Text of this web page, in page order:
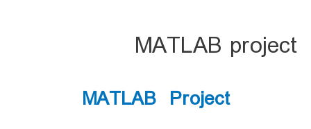
MATLAB project
MATLAB Project